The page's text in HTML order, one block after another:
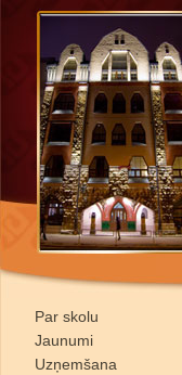
Par skolu
Jaunumi
Uzņemšana